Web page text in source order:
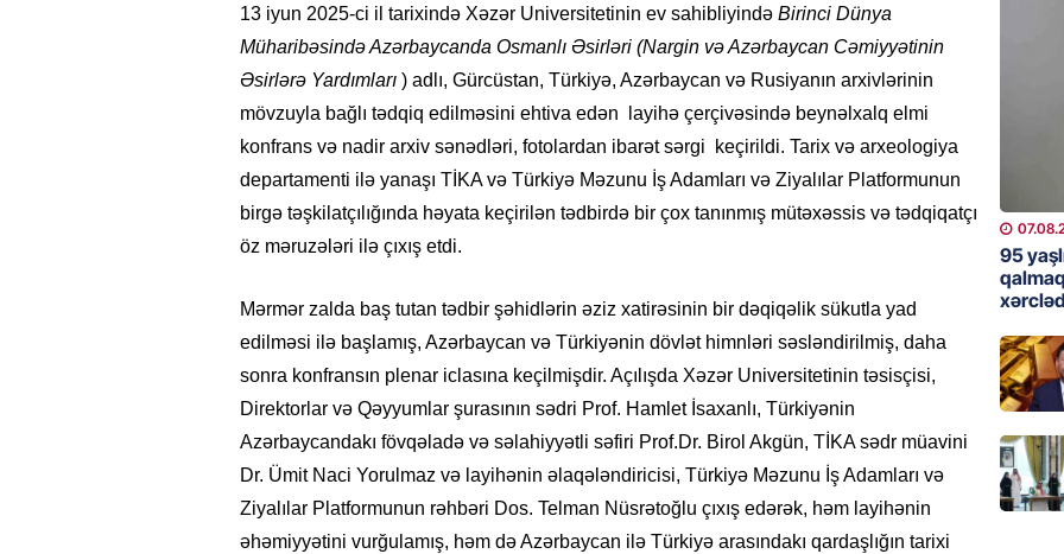
13 iyun 2025-ci il tarixində Xəzər Universitetinin ev sahibliyində Birinci Dünya
Müharibəsində Azərbaycanda Osmanlı Əsirləri (Nargin və Azərbaycan Cəmiyyətinin
Əsirlərə Yardımları ) adlı, Gürcüstan, Türkiyə, Azərbaycan və Rusiyanın arxivlərinin
mövzuyla bağlı tədqiq edilməsini ehtiva edən layihə çerçivəsində beynəlxalq elmi
konfrans və nadir arxiv sənədləri, fotolardan ibarət sərgi keçirildi. Tarix və arxeologiya
departamenti ilə yanaşı TİKA və Türkiyə Məzunu İş Adamları və Ziyalılar Platformunun
birgə təşkilatçılığında həyata keçirilən tədbirdə bir çox tanınmış mütəxəssis və tədqiqatçı
öz məruzələri ilə çıxış etdi.
Mərmər zalda baş tutan tədbir şəhidlərin əziz xatirəsinin bir dəqiqəlik sükutla yad
edilməsi ilə başlamış, Azərbaycan və Türkiyənin dövlət himnləri səsləndirilmiş, daha
sonra konfransın plenar iclasına keçilmişdir. Açılışda Xəzər Universitetinin təsisçisi,
Direktorlar və Qəyyumlar şurasının sədri Prof. Hamlet İsaxanlı, Türkiyənin
Azərbaycandakı fövqəladə və səlahiyyətli səfiri Prof.Dr. Birol Akgün, TİKA sədr müavini
Dr. Ümit Naci Yorulmaz və layihənin əlaqələndiricisi, Türkiyə Məzunu İş Adamları və
Ziyalılar Platformunun rəhbəri Dos. Telman Nüsrətoğlu çıxış edərək, həm layihənin
əhəmiyyətini vurğulamış, həm də Azərbaycan ilə Türkiyə arasındakı qardaşlığın tarixi
Çin
MANŞET
“Birgə
95